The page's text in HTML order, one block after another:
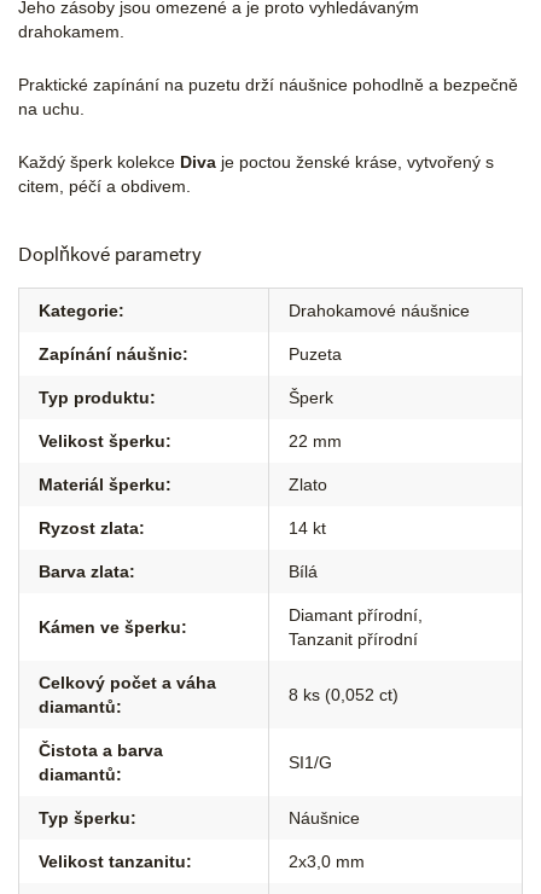
Jeho zásoby jsou omezené a je proto vyhledávaným
drahokamem.
Praktické zapínání na puzetu drží náušnice pohodlně a bezpečně
na uchu.
Každý šperk kolekce Diva je poctou ženské kráse, vytvořený s
citem, péčí a obdivem.
Doplňkové parametry
Kategorie: Drahokamové náušnice
Zapínání náušnic: Puzeta
Typ produktu: Šperk
Velikost šperku: 22 mm
Materiál šperku: Zlato
Ryzost zlata: 14 kt
Barva zlata: Bílá
Kámen ve šperku:
Diamant přírodní
Tanzanit přírodní
Celkový počet a váha
diamantů:
8 ks (0,052 ct)
Čistota a barva
diamantů:
SI1/G
Typ šperku: Náušnice
Velikost tanzanitu: 2x3,0 mm